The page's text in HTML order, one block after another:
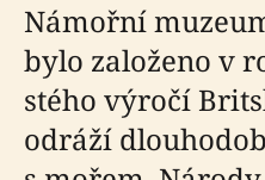
Námořní
bylo založeno v
stého výročí
odráží